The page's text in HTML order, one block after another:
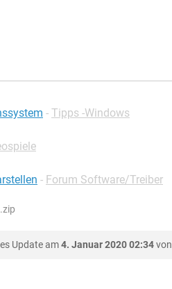
- Tipps -Windows
- Forum Software/Treiber
Update am4. Januar 2020 02:34von